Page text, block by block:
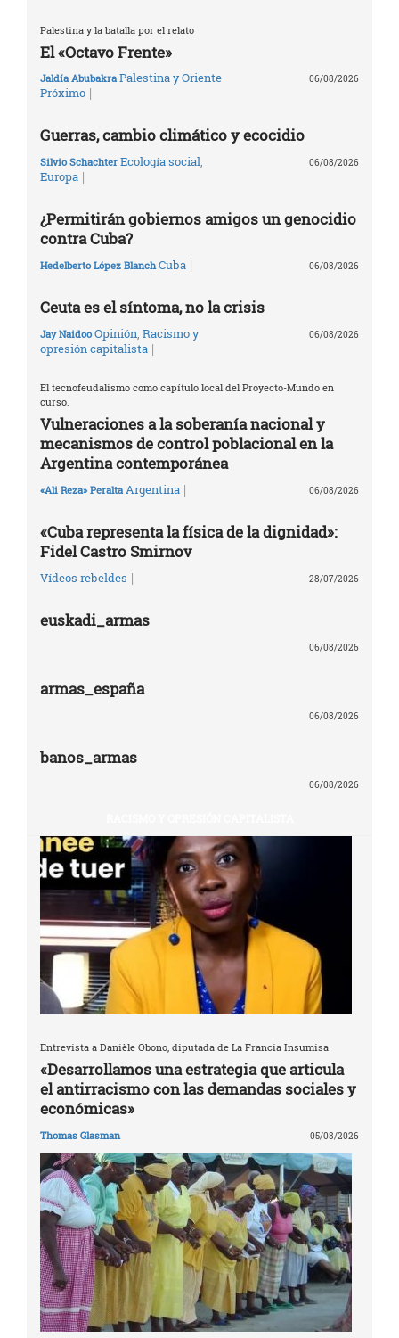
Palestina y la batalla por el relato
El «Octavo Frente»
Jaldía Abubakra Palestina y Oriente
Próximo |
06/08/2026
Guerras, cambio climático y ecocidio
Silvio Schachter Ecología social
Europa |
06/08/2026
¿Permitirán gobiernos amigos un genocidio
contra Cuba?
Hedelberto López Blanch Cuba | 06/08/2026
Ceuta es el síntoma, no la crisis
Jay Naidoo Opinión Racismo y
opresión capitalista |
06/08/2026
El tecnofeudalismo como capítulo local del Proyecto-Mundo en
curso.
Vulneraciones a la soberanía nacional y
mecanismos de control poblacional en la
Argentina contemporánea
«Ali Reza» Peralta Argentina | 06/08/2026
«Cuba representa la física de la dignidad»:
Fidel Castro Smirnov
Vídeos rebeldes | 28/07/2026
euskadi_armas
06/08/2026
armas_españa
06/08/2026
banos_armas
06/08/2026
Entrevista a Danièle Obono, diputada de La Francia Insumisa
«Desarrollamos una estrategia que articula
el antirracismo con las demandas sociales y
económicas»
Thomas Glasman 05/08/2026